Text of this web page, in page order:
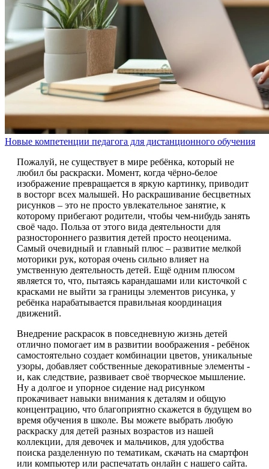
Новые компетенции педагога для дистанционного обучения
Пожалуй, не существует в мире ребёнка, который не
любил бы раскраски. Момент, когда чёрно-белое
изображение превращается в яркую картинку, приводит
в восторг всех малышей. Но раскрашивание бесцветных
рисунков – это не просто увлекательное занятие, к
которому прибегают родители, чтобы чем-нибудь занять
своё чадо. Польза от этого вида деятельности для
разностороннего развития детей просто неоценима.
Самый очевидный и главный плюс – развитие мелкой
моторики рук, которая очень сильно влияет на
умственную деятельность детей. Ещё одним плюсом
является то, что, пытаясь карандашами или кисточкой с
красками не выйти за границы элементов рисунка, у
ребёнка нарабатывается правильная координация
движений.
Внедрение раскрасок в повседневную жизнь детей
отлично помогает им в развитии воображения - ребёнок
самостоятельно создает комбинации цветов, уникальные
узоры, добавляет собственные декоративные элементы -
и, как следствие, развивает своё творческое мышление.
Ну а долгое и упорное сидение над рисунком
прокачивает навыки внимания к деталям и общую
концентрацию, что благоприятно скажется в будущем во
время обучения в школе. Вы можете выбрать любую
раскраску для детей разных возрастов из нашей
коллекции, для девочек и мальчиков, для удобства
поиска разделенную по тематикам, скачать на смартфон
или компьютер или распечатать онлайн с нашего сайта.